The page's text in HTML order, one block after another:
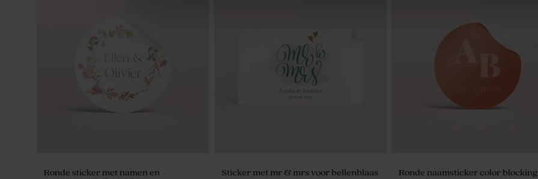
Katoenen zakje gebroken wit Beige lint large katoen Beige lint smal katoen
Ronde sticker met namen en
Sticker met mr & mrs voor bellenblaas
Ronde naamsticker color blocking